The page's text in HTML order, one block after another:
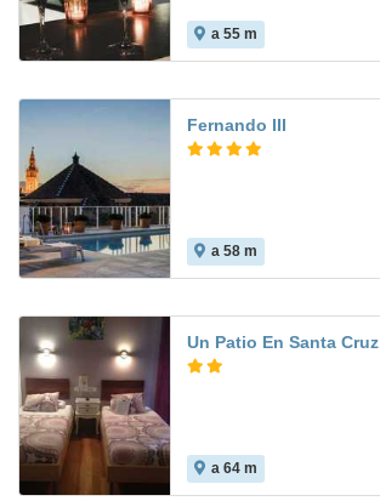
a 55 m
Fernando III
a 58 m
Un Patio En Santa Cruz
a 64 m